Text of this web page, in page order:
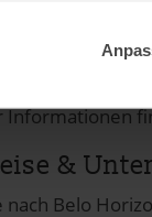
Daten
andere nicht
Informationen
&
nach Belo